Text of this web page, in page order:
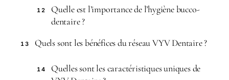
12
Quelle est l’importance de l’hygiène bucco-
dentaire ?
13 Quels sont les bénéfices du réseau VYV Dentaire ?
14
Quelles sont les caractéristiques uniques de